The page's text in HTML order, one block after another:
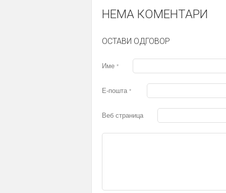
НЕМА КОМЕНТАРИ
ОСТАВИ ОДГОВОР
Име *
Е-пошта *
Веб страница